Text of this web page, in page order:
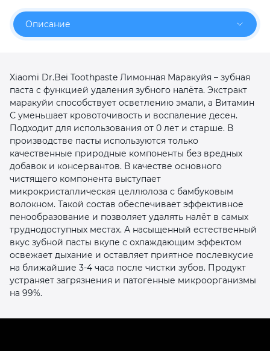
Описание
Xiaomi Dr.Bei Toothpaste Лимонная Маракуйя – зубная
паста с функцией удаления зубного налёта. Экстракт
маракуйи способствует осветлению эмали, а Витамин
С уменьшает кровоточивость и воспаление десен.
Подходит для использования от 0 лет и старше. В
производстве пасты используются только
качественные природные компоненты без вредных
добавок и консервантов. В качестве основного
чистящего компонента выступает
микрокристаллическая целлюлоза с бамбуковым
волокном. Такой состав обеспечивает эффективное
пенообразование и позволяет удалять налёт в самых
труднодоступных местах. А насыщенный естественный
вкус зубной пасты вкупе с охлаждающим эффектом
освежает дыхание и оставляет приятное послевкусие
на ближайшие 3-4 часа после чистки зубов. Продукт
устраняет загрязнения и патогенные микроорганизмы
на 99%.
раз в 2 недели